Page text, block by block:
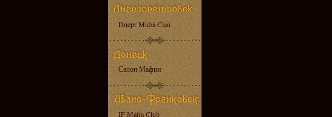
Dnepr Mafia Clan
Салон Мафии
IF Mafia Club